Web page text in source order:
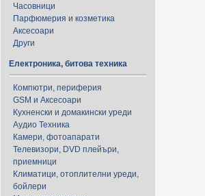
Часовници
Парфюмерия и козметика
Аксесоари
Други
Електроника, битова техника
Компютри, периферия
GSM и Аксесоари
Кухненски и домакински уреди
Аудио Техника
Камери, фотоапарати
Телевизори, DVD плейъри,
приемници
Климатици, отоплителни уреди,
бойлери